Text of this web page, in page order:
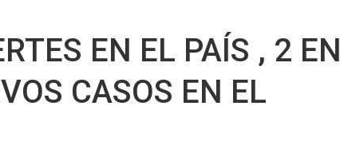
EN EL PAÍS , 2 EN
CASOS EN EL